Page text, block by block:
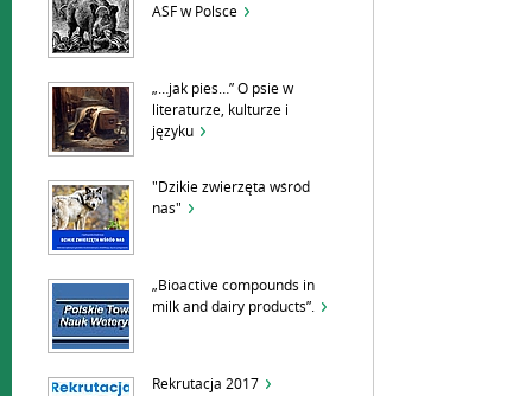
ASF w Polsce
„…jak pies…” O psie w
literaturze, kulturze i
języku
"Dzikie zwierzęta wśród
nas"
„Bioactive compounds in
milk and dairy products”.
Rekrutacja 2017